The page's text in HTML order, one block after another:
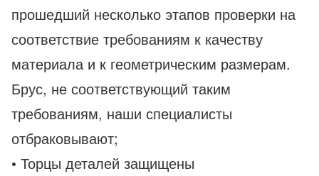
прошедший несколько этапов проверки на
соответствие требованиям к качеству
материала и к геометрическим размерам.
Брус, не соответствующий таким
требованиям, наши специалисты
отбраковывают;
• Торцы деталей защищены